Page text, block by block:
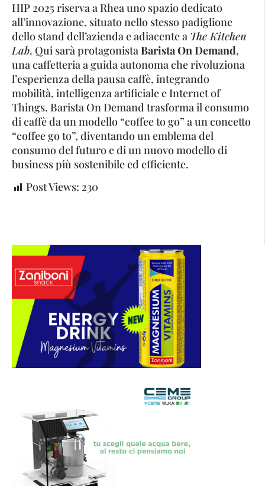
HIP 2025 riserva a Rhea uno spazio dedicato
all’innovazione, situato nello stesso padiglione
dello stand dell’azienda e adiacente a The Kitchen
Lab. Qui sarà protagonistaBarista On Demand,
una caffetteria a guida autonoma che rivoluziona
l’esperienza della pausa caffè, integrando
mobilità, intelligenza artificiale e Internet of
Things. Barista On Demand trasforma il consumo
di caffè da un modello “coffee to go” a un concetto
“coffee go to”, diventando un emblema del
consumo del futuro e di un nuovo modello di
business più sostenibile ed efficiente.
Post Views: 230